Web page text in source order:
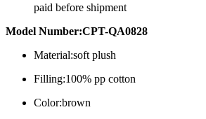
paid before shipment
Model Number:CPT-QA0828
Material:soft plush
Filling:100% pp cotton
Color:brown